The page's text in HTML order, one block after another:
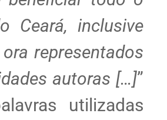
Ceará, inclusive
representados
autoras […]”
utilizadas